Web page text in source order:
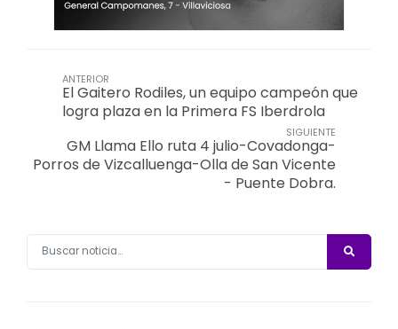
ANTERIOR
El Gaitero Rodiles, un equipo campeón que
logra plaza en la Primera FS Iberdrola
SIGUIENTE
GM Llama Ello ruta 4 julio-Covadonga-
Porros de Vizcalluenga-Olla de San Vicente
- Puente Dobra.